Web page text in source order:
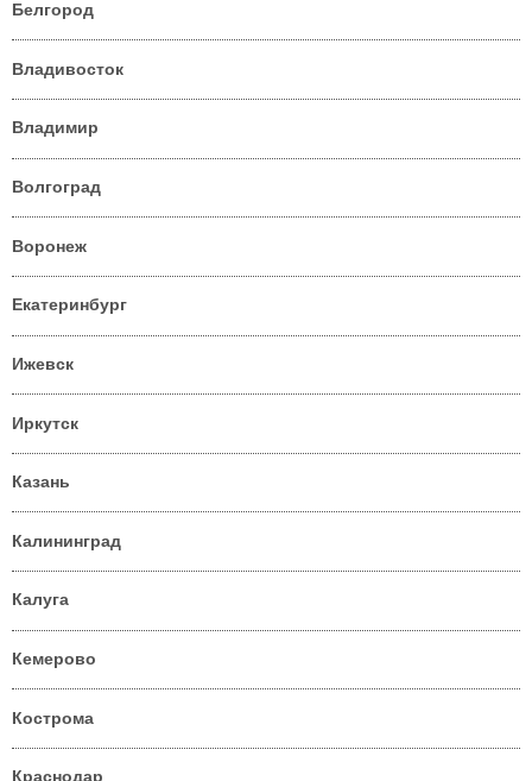
Белгород
Владивосток
Владимир
Волгоград
Воронеж
Екатеринбург
Ижевск
Иркутск
Казань
Калининград
Калуга
Кемерово
Кострома
Краснодар